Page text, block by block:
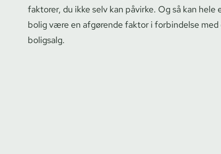
faktorer, du ikke selv kan påvirke. Og så kan hele
bolig være en afgørende faktor i forbindelse
boligsalg.